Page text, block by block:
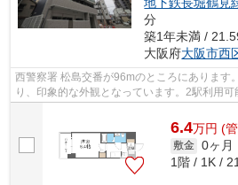
分
築1年未満 /
大阪府大阪市西
西警察署 松島交番が96mのところにあります
り、印象的な外観となっています。2駅利用可
好で、魅力的な住環境のある、令和8年...
6.4万円 (
敷金 0ヶ月
1階 / 1K /